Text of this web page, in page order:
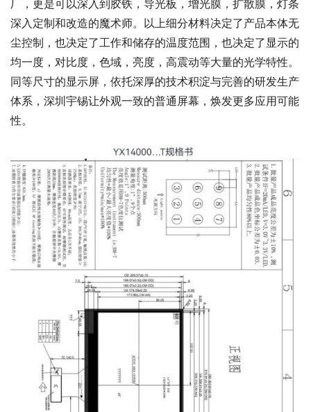
厂，更是可以深入到胶铁，导光板，增光膜，扩散膜，灯条
深入定制和改造的魔术师。以上细分材料决定了产品本体无
尘控制，也决定了工作和储存的温度范围，也决定了显示的
均一度，对比度，色域，亮度，高震动等大量的光学特性。
同等尺寸的显示屏，依托深厚的技术积淀与完善的研发生产
体系，深圳宇锡让外观一致的普通屏幕，焕发更多应用可能
性。